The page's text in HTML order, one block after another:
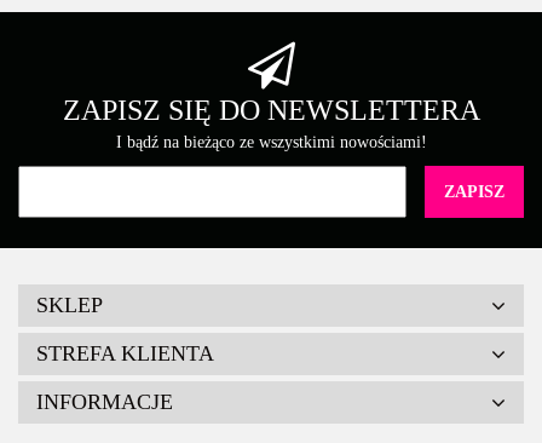
ZAPISZ SIĘ DO NEWSLETTERA
I bądź na bieżąco ze wszystkimi nowościami!
SKLEP
STREFA KLIENTA
INFORMACJE